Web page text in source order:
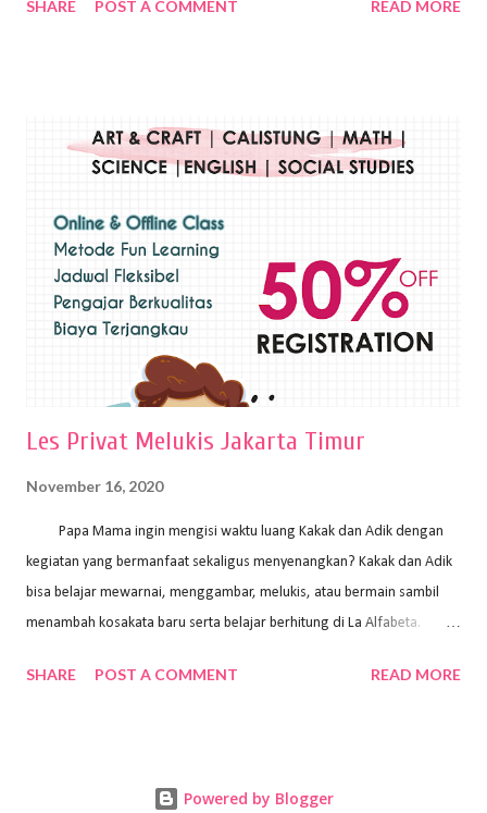
Wayan Kun Adnyana, teknik yang berbeda tentunya akan
menggunakan bahan dasar cat air, cat akrilik, atau cat minyak dengan
sapuan warna cat yang tebal. Dengan memberikan sapuan warna
pelukis untuk menghasilkan lukisan yang mempesona dan tentunya
bernilai tinggi. Ciri teknik plakat Ciri-ciri teknik plakat, yaitu: Sapuan
warna yang kental dan tebal. Hasil lukisan menutupi seluruh bagian
medianya Mem...
SHARE POST A COMMENT READ MORE
Les Privat Melukis Jakarta Timur
November 16, 2020
Papa Mama ingin mengisi waktu luang Kakak dan Adik dengan
kegiatan yang bermanfaat sekaligus menyenangkan? Kakak dan Adik
bisa belajar mewarnai, menggambar, melukis, atau bermain sambil
menambah kosakata baru serta belajar berhitung di La Alfabeta.
kok untuk mengajar dengan metode yang fun, La Alfabeta
Alfabeta. ⁣⁣⁣⁣Ada pilihan online class maupun offline class lho! Cek
SHARE POST A COMMENT READ MORE
Powered by Blogger